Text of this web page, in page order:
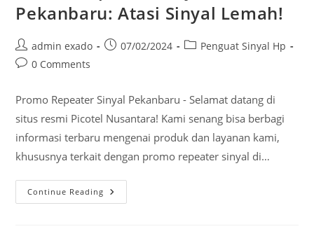
Pekanbaru: Atasi Sinyal Lemah!
Post
author:
admin exado
Post07/02/2024
PostPenguat Sinyal Hp
Post0 Comments
Promo Repeater Sinyal Pekanbaru - Selamat datang di
situs resmi Picotel Nusantara! Kami senang bisa berbagi
informasi terbaru mengenai produk dan layanan kami,
khususnya terkait dengan promo repeater sinyal di…
Continue Reading Promo
Repeater